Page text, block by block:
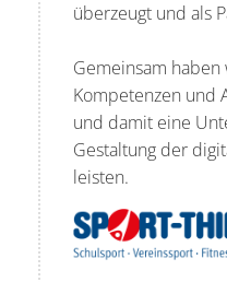
überzeugt und als
Gemeinsam haben
Kompetenzen und
und damit eine
Gestaltung der
leisten.